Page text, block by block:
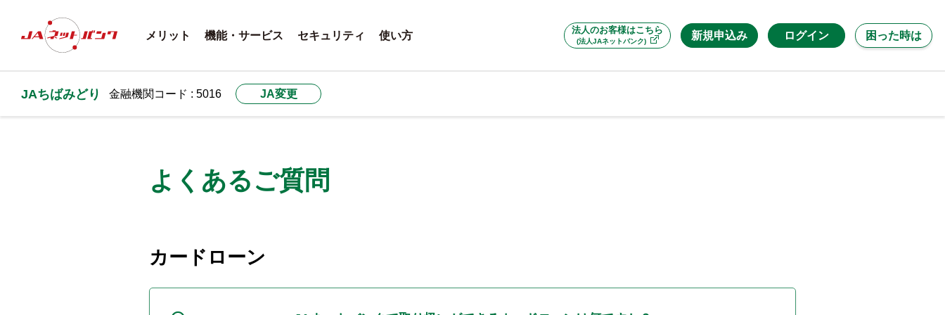
法人のお客様はこちら
(法人JAネットバンク) 新規申込み
メリット 機能・サービス セキュリティ 使い方 ログイン 困った時は
JAちばみどり 金融機関コード : 5016 JA変更
よくあるご質問
カードローン